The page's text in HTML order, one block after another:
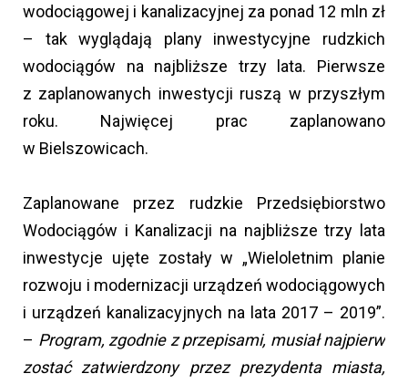
wodociągowej i kanalizacyjnej za ponad 12 mln zł
– tak wyglądają plany inwestycyjne rudzkich
wodociągów na najbliższe trzy lata. Pierwsze
z zaplanowanych inwestycji ruszą w przyszłym
roku. Najwięcej prac zaplanowano
w Bielszowicach.
Zaplanowane przez rudzkie Przedsiębiorstwo
Wodociągów i Kanalizacji na najbliższe trzy lata
inwestycje ujęte zostały w „Wieloletnim planie
rozwoju i modernizacji urządzeń wodociągowych
i urządzeń kanalizacyjnych na lata 2017 – 2019”.
– Program, zgodnie z przepisami, musiał najpierw
zostać zatwierdzony przez prezydenta miasta,